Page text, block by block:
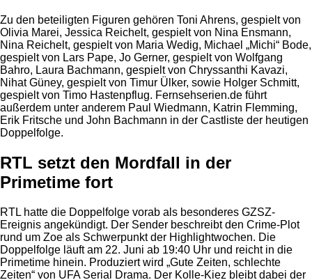
Zu den beteiligten Figuren gehören Toni Ahrens, gespielt von
Olivia Marei, Jessica Reichelt, gespielt von Nina Ensmann,
Nina Reichelt, gespielt von Maria Wedig, Michael „Michi“ Bode,
gespielt von Lars Pape, Jo Gerner, gespielt von Wolfgang
Bahro, Laura Bachmann, gespielt von Chryssanthi Kavazi,
Nihat Güney, gespielt von Timur Ülker, sowie Holger Schmitt,
gespielt von Timo Hastenpflug. Fernsehserien.de führt
außerdem unter anderem Paul Wiedmann, Katrin Flemming,
Erik Fritsche und John Bachmann in der Castliste der heutigen
Doppelfolge.
RTL setzt den Mordfall in der
Primetime fort
RTL hatte die Doppelfolge vorab als besonderes GZSZ-
Ereignis angekündigt. Der Sender beschreibt den Crime-Plot
rund um Zoe als Schwerpunkt der Highlightwochen. Die
Doppelfolge läuft am 22. Juni ab 19:40 Uhr und reicht in die
Primetime hinein. Produziert wird „Gute Zeiten, schlechte
Zeiten“ von UFA Serial Drama. Der Kolle-Kiez bleibt dabei der